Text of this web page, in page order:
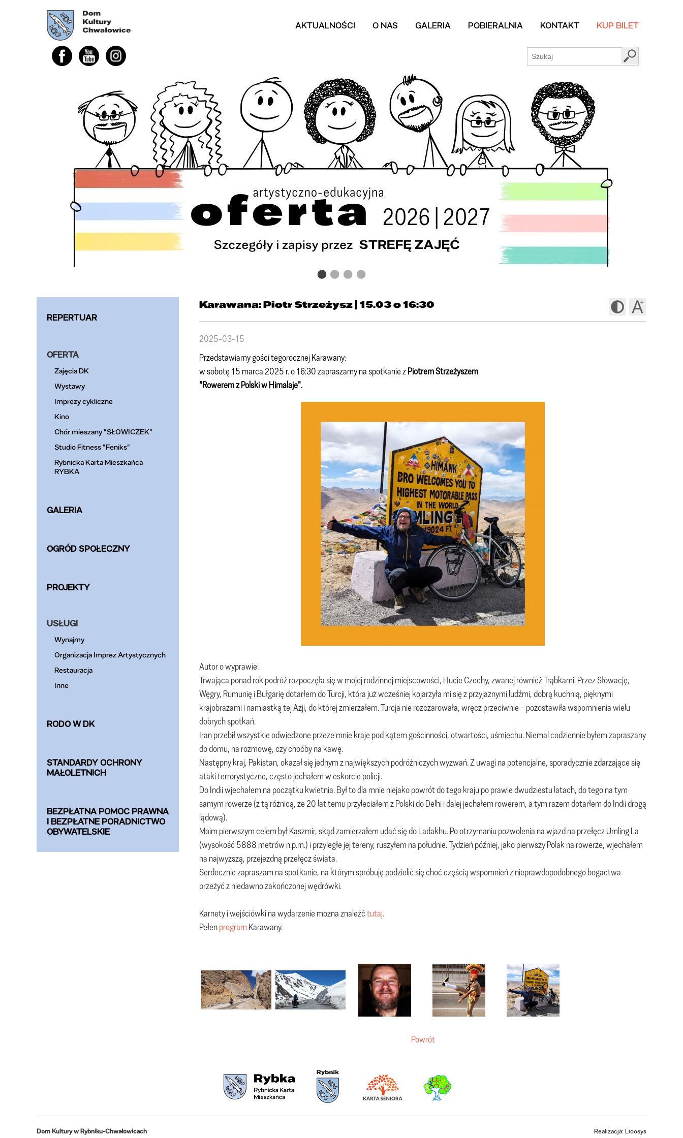
AKTUALNOŚCI O NAS GALERIA POBIERALNIA KONTAKT KUP BILET
REPERTUAR
OFERTA
Zajęcia DK
Wystawy
Imprezy cykliczne
Kino
Chór mieszany "SŁOWICZEK"
Studio Fitness "Feniks"
Rybnicka Karta Mieszkańca
RYBKA
GALERIA
OGRÓD SPOŁECZNY
PROJEKTY
USŁUGI
Wynajmy
Organizacja Imprez Artystycznych
Restauracja
Inne
RODO W DK
STANDARDY OCHRONY
MAŁOLETNICH
BEZPŁATNA POMOC PRAWNA
I BEZPŁATNE PORADNICTWO
OBYWATELSKIE
Karawana: Piotr Strzeżysz | 15.03 o 16:30
2025-03-15
Przedstawiamy gości tegorocznej Karawany:
w sobotę 15 marca 2025 r. o 16:30 zapraszamy na spotkanie zPiotrem Strzeżyszem
"Rowerem z Polski w Himalaje".
Autor o wyprawie:
Trwająca ponad rok podróż rozpoczęła się w mojej rodzinnej miejscowości, Hucie Czechy, zwanej również Trąbkami. Przez Słowację,
Węgry, Rumunię i Bułgarię dotarłem do Turcji, która już wcześniej kojarzyła mi się z przyjaznymi ludźmi, dobrą kuchnią, pięknymi
krajobrazami i namiastką tej Azji, do której zmierzałem. Turcja nie rozczarowała, wręcz przeciwnie – pozostawiła wspomnienia wielu
dobrych spotkań.
Iran przebił wszystkie odwiedzone przeze mnie kraje pod kątem gościnności, otwartości, uśmiechu. Niemal codziennie byłem zapraszany
do domu, na rozmowę, czy choćby na kawę.
Następny kraj, Pakistan, okazał się jednym z największych podróżniczych wyzwań. Z uwagi na potencjalne, sporadycznie zdarzające się
ataki terrorystyczne, często jechałem w eskorcie policji.
Do Indii wjechałem na początku kwietnia. Był to dla mnie niejako powrót do tego kraju po prawie dwudziestu latach, do tego na tym
samym rowerze (z tą różnicą, że 20 lat temu przyleciałem z Polski do Delhi i dalej jechałem rowerem, a tym razem dotarłem do Indii drogą
lądową).
Moim pierwszym celem był Kaszmir, skąd zamierzałem udać się do Ladakhu. Po otrzymaniu pozwolenia na wjazd na przełęcz Umling La
(wysokość 5888 metrów n.p.m.) i przyległe jej tereny, ruszyłem na południe. Tydzień później, jako pierwszy Polak na rowerze, wjechałem
na najwyższą, przejezdną przełęcz świata.
Serdecznie zapraszam na spotkanie, na którym spróbuję podzielić się choć częścią wspomnień z nieprawdopodobnego bogactwa
przeżyć z niedawno zakończonej wędrówki.
Karnety i wejściówki na wydarzenie można znaleźćtutaj.
Pełenprogram Karawany.
Powrót
Dom Kultury w Rybniku-Chwałowicach
Realizacja: Lioosys